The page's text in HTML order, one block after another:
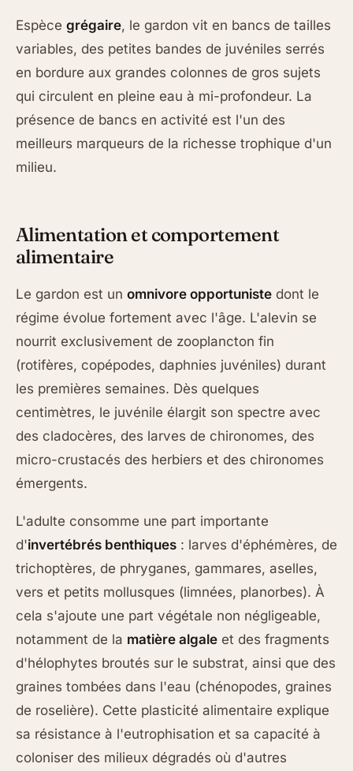
Espèce grégaire, le gardon vit en bancs de tailles
variables, des petites bandes de juvéniles serrés
en bordure aux grandes colonnes de gros sujets
qui circulent en pleine eau à mi-profondeur. La
présence de bancs en activité est l'un des
meilleurs marqueurs de la richesse trophique d'un
milieu.
Alimentation et comportement
alimentaire
Le gardon est un omnivore opportuniste dont le
régime évolue fortement avec l'âge. L'alevin se
nourrit exclusivement de zooplancton fin
(rotifères, copépodes, daphnies juvéniles) durant
les premières semaines. Dès quelques
centimètres, le juvénile élargit son spectre avec
des cladocères, des larves de chironomes, des
micro-crustacés des herbiers et des chironomes
émergents.
L'adulte consomme une part importante
d'invertébrés benthiques : larves d'éphémères, de
trichoptères, de phryganes, gammares, aselles,
vers et petits mollusques (limnées, planorbes). À
cela s'ajoute une part végétale non négligeable,
notamment de la matière algale et des fragments
d'hélophytes broutés sur le substrat, ainsi que des
graines tombées dans l'eau (chénopodes, graines
de roselière). Cette plasticité alimentaire explique
sa résistance à l'eutrophisation et sa capacité à
coloniser des milieux dégradés où d'autres